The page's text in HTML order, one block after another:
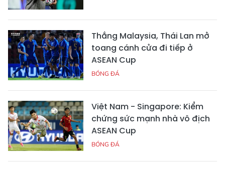
Thắng Malaysia, Thái Lan mở
toang cánh cửa đi tiếp ở
ASEAN Cup
BÓNG ĐÁ
Việt Nam - Singapore: Kiểm
chứng sức mạnh nhà vô địch
ASEAN Cup
BÓNG ĐÁ